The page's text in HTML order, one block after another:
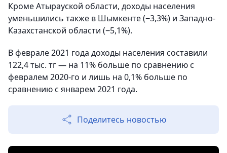
Кроме Атырауской области, доходы населения
уменьшились также в Шымкенте (−3,3%) и Западно-
Казахстанской области (−5,1%).
В феврале 2021 года доходы населения составили
122,4 тыс. тг — на 11% больше по сравнению с
февралем 2020-го и лишь на 0,1% больше по
сравнению с январем 2021 года.
Поделитесь новостью